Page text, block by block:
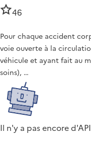
46
Pour chaque accident
voie ouverte à la
véhicule et ayant fait au
soins), …
Il n'y a pas encore